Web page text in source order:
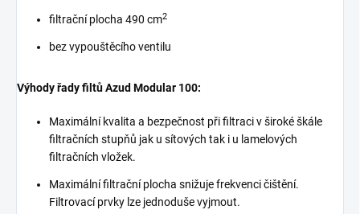
filtrační plocha 490 cm2
bez vypouštěcího ventilu
Výhody řady filtů Azud Modular 100:
Maximální kvalita a bezpečnost při filtraci v široké škále
filtračních stupňů jak u sítových tak i u lamelových
filtračních vložek.
Maximální filtrační plocha snižuje frekvenci čištění.
Filtrovací prvky lze jednoduše vyjmout.